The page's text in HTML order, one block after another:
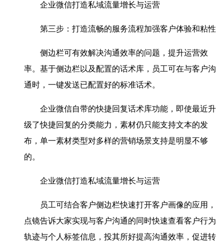
企业微信打造私域流量增长与运营
第三步：打造流畅的服务流程加强客户体验和粘性
侧边栏可有效解决沟通效率的问题，提升运营效
率。基于侧边栏以及配置的话术库，员工可在与客户沟
通时，一键发送已配置好的标准话术。
企业微信自带的快捷回复话术库功能，即使最近升
级了快捷回复的分类能力，素材仍只能支持文本的发
布，单一素材类型对多样的营销场景支持是明显不够
的。
企业微信打造私域流量增长与运营
员工可结合客户侧边栏快速打开客户画像的应用，
点镜告诉大家实现与客户沟通的同时快速查看客户行为
轨迹与个人标签信息，投其所好提高沟通效率，促进转